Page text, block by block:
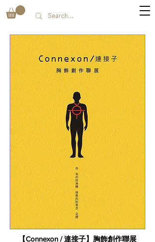
【Connexon / 連接子】胸飾創作聯展